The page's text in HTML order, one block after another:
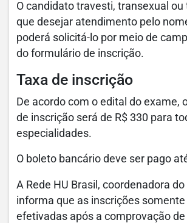
O candidato travesti, transexual
que desejar atendimento pelo
poderá solicitá-lo por meio de
do formulário de inscrição.
Taxa de inscrição
De acordo com o edital do exame,
de inscrição será de R$ 330 para
especialidades.
O boleto bancário deve ser pago
A Rede HU Brasil, coordenadora do
informa que as inscrições
efetivadas após a comprovação